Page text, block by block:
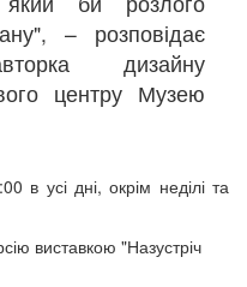
– розповідає
дизайну
центру Музею
в усі дні, окрім неділі та
виставкою "Назустріч